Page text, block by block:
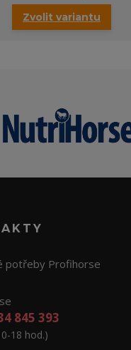
Zvolit variantu
potřeby Profihorse
845 393
18 hod.)